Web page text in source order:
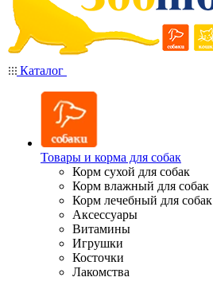
Каталог
Товары и корма для собак
Корм сухой для собак
Корм влажный для собак
Корм лечебный для собак
Аксессуары
Витамины
Игрушки
Косточки
Лакомства